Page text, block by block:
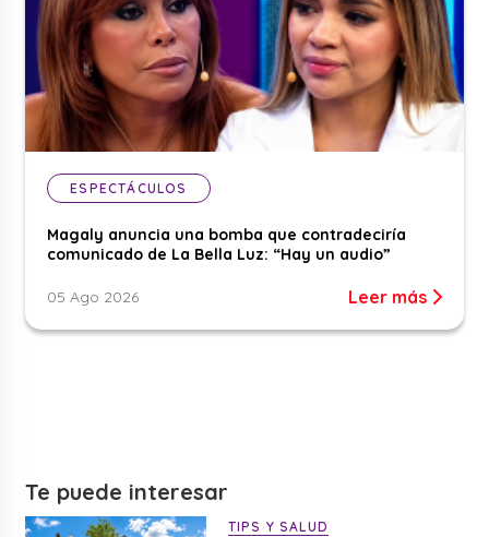
ESPECTÁCULOS
Magaly anuncia una bomba que contradeciría
comunicado de La Bella Luz: “Hay un audio”
05 Ago 2026 Leer más
Te puede interesar
TIPS Y SALUD